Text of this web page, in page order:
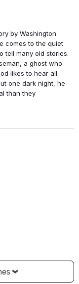
by Washington
comes to the quiet
tell many old stories.
a ghost who
likes to hear all
one dark night, he
than they